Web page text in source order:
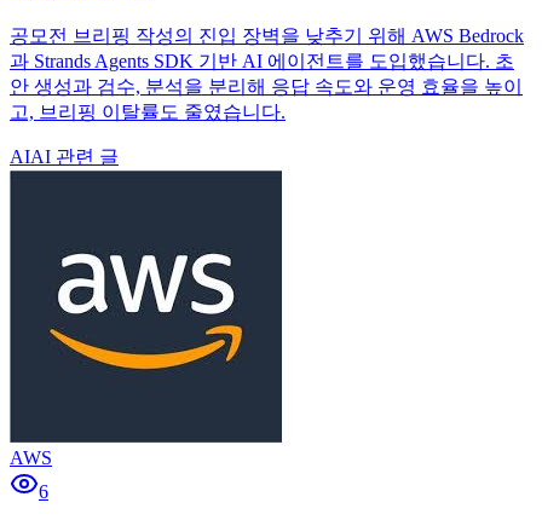
공모전 브리핑 작성의 진입 장벽을 낮추기 위해 AWS Bedrock
과 Strands Agents SDK 기반 AI 에이전트를 도입했습니다. 초
안 생성과 검수, 분석을 분리해 응답 속도와 운영 효율을 높이
고, 브리핑 이탈률도 줄였습니다.
AIAI 관련 글
AWS
6